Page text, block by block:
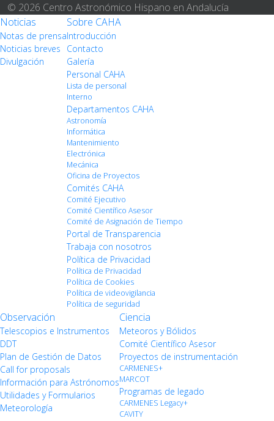
© 2026 Centro Astronómico Hispano en Andalucía
Noticias
Notas de prensa
Noticias breves
Divulgación
Sobre CAHA
Introducción
Contacto
Galería
Personal CAHA
Lista de personal
Interno
Departamentos CAHA
Astronomía
Informática
Mantenimiento
Electrónica
Mecánica
Oficina de Proyectos
Comités CAHA
Comité Ejecutivo
Comité Científico Asesor
Comité de Asignación de Tiempo
Portal de Transparencia
Trabaja con nosotros
Política de Privacidad
Política de Privacidad
Política de Cookies
Política de videovigilancia
Política de seguridad
Observación
Telescopios e Instrumentos
DDT
Plan de Gestión de Datos
Call for proposals
Información para Astrónomos
Utilidades y Formularios
Meteorología
Ciencia
Meteoros y Bólidos
Comité Científico Asesor
Proyectos de instrumentación
CARMENES+
MARCOT
Programas de legado
CARMENES Legacy+
CAVITY